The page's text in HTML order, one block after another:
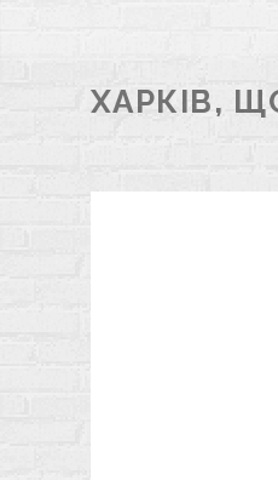
ХАРКІВ,